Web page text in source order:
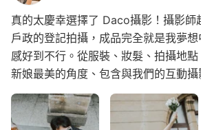
真的太慶幸選擇了 Daco攝影！攝影師
戶政的登記拍攝，成品完全就是我夢
感好到不行。從服裝、妝髮、拍攝地
新娘最美的角度、包含與我們的互動攝